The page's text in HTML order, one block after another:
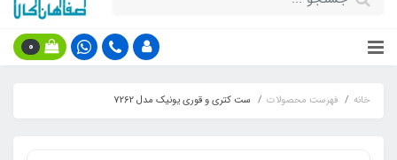
0
خانه فهرست محصولات ست کتری و قوری یونیک مدل 7262